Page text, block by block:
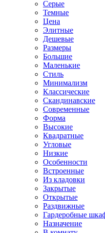
Серые
Темные
Цена
Элитные
Дешевые
Размеры
Большие
Маленькие
Стиль
Минимализм
Классические
Скандинавские
Современные
Форма
Высокие
Квадратные
Угловые
Низкие
Особенности
Встроенные
Из кладовки
Закрытые
Открытые
Раздвижные
Гардеробные
Назначение